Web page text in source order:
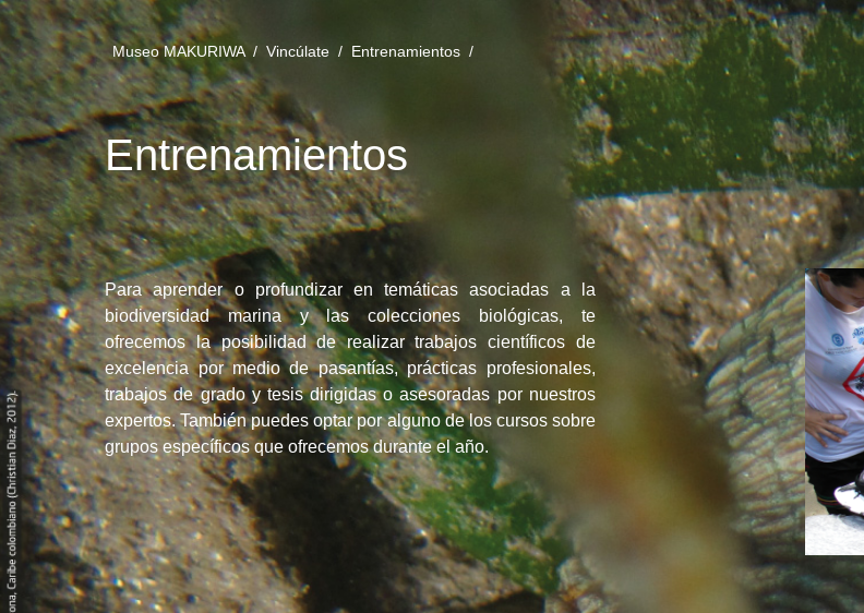
Museo MAKURIWA / Vincúlate / Entrenamientos /
Entrenamientos
Para aprender o profundizar en temáticas asociadas a la
biodiversidad marina y las colecciones biológicas, te
ofrecemos la posibilidad de realizar trabajos científicos de
excelencia por medio de pasantías, prácticas profesionales,
trabajos de grado y tesis dirigidas o asesoradas por nuestros
expertos. También puedes optar por alguno de los cursos sobre
grupos específicos que ofrecemos durante el año.